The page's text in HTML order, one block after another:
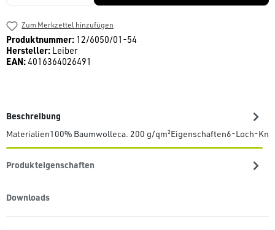
Zum Merkzettel hinzufügen
Produktnummer: 12/6050/01-54
Hersteller: Leiber
EAN:4016364026491
Beschreibung
Materialien100% Baumwolleca. 200 g/qm²Eigenschaften6-Loch-
Produkteigenschaften
Downloads